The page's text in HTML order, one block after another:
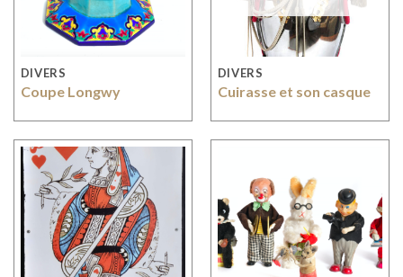
DIVERS
Coupe Longwy
DIVERS
Cuirasse et son casque